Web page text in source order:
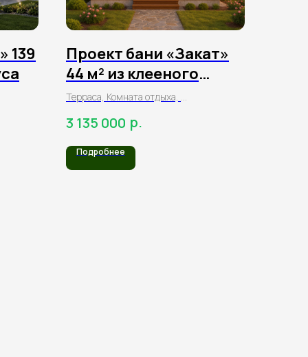
139
Проект бани «Закат»
44 м² из клееного
бруса
Терраса, Комната отдыха,
Моечная
3 135 000 р.
Подробнее